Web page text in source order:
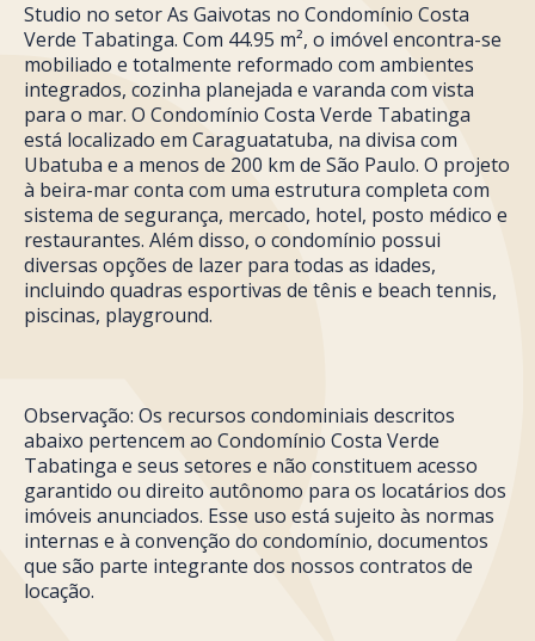
Studio no setor As Gaivotas no Condomínio Costa
Verde Tabatinga. Com 44.95 m², o imóvel encontra-se
mobiliado e totalmente reformado com ambientes
integrados, cozinha planejada e varanda com vista
para o mar. O Condomínio Costa Verde Tabatinga
está localizado em Caraguatatuba, na divisa com
Ubatuba e a menos de 200 km de São Paulo. O projeto
à beira-mar conta com uma estrutura completa com
sistema de segurança, mercado, hotel, posto médico e
restaurantes. Além disso, o condomínio possui
diversas opções de lazer para todas as idades,
incluindo quadras esportivas de tênis e beach tennis,
piscinas, playground.
Observação: Os recursos condominiais descritos
abaixo pertencem ao Condomínio Costa Verde
Tabatinga e seus setores e não constituem acesso
garantido ou direito autônomo para os locatários dos
imóveis anunciados. Esse uso está sujeito às normas
internas e à convenção do condomínio, documentos
que são parte integrante dos nossos contratos de
locação.